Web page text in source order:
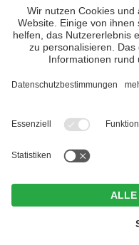
VIVOSüdtirol ist das
besuchen, sondern
tollen
Trotz genauer Arbeit und
Informieren Sie sich
Einstellungen |